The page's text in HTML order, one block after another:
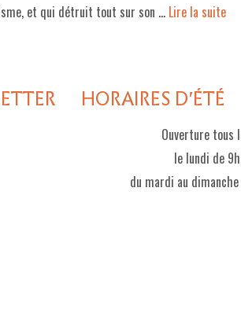
et qui détruit tout sur son … Lire la suite­­
HORAIRES D'ÉTÉ
Ouverture tous
le lundi de
du mardi au